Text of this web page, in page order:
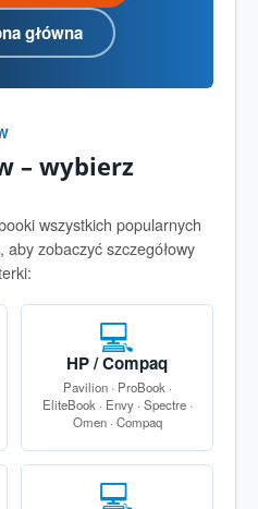
główna
– wybierz
wszystkich popularnych
zobaczyć szczegółowy
💻
HP / Compaq
Pavilion · ProBook ·
EliteBook · Envy · Spectre ·
Omen · Compaq
💻